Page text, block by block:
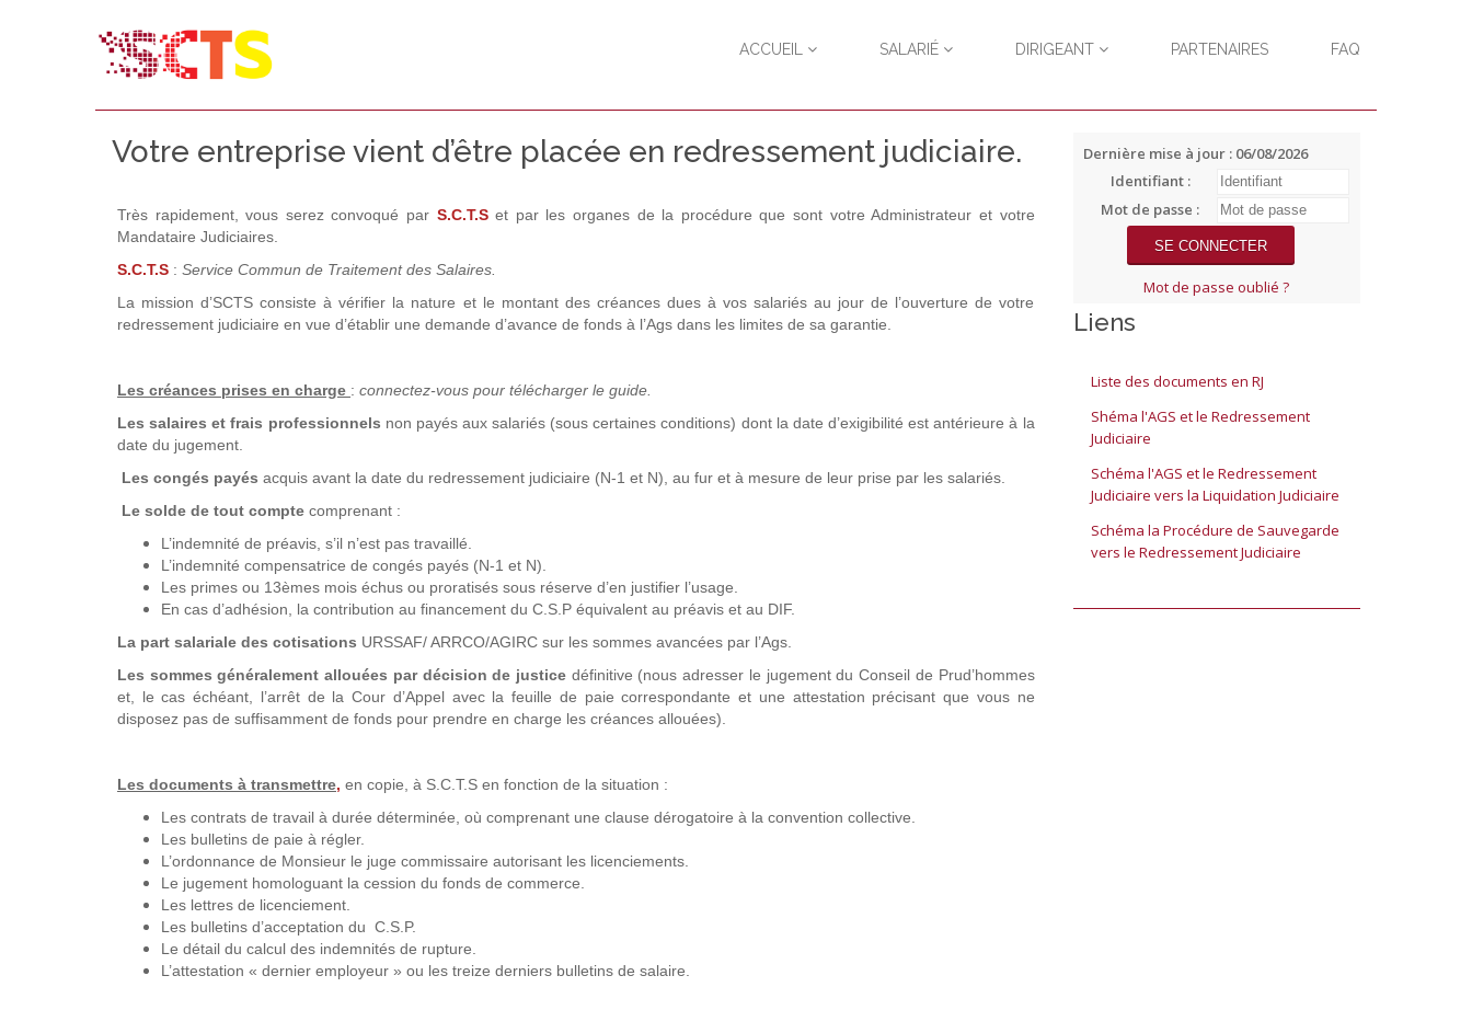
ACCUEIL SALARIÉ DIRIGEANT PARTENAIRES FAQ
Votre entreprise vient d’être placée en redressement judiciaire.
Très rapidement, vous serez convoqué par S.C.T.S et par les organes de la procédure que sont votre Administrateur et votre
Mandataire Judiciaires.
S.C.T.S : Service Commun de Traitement des Salaires.
La mission d’SCTS consiste à vérifier la nature et le montant des créances dues à vos salariés au jour de l’ouverture de votre
redressement judiciaire en vue d’établir une demande d’avance de fonds à l’Ags dans les limites de sa garantie.
Les créances prises en charge : connectez-vous pour télécharger le guide.
Les salaires et frais professionnels non payés aux salariés (sous certaines conditions) dont la date d’exigibilité est antérieure à la
date du jugement.
Les congés payés acquis avant la date du redressement judiciaire (N-1 et N), au fur et à mesure de leur prise par les salariés.
Le solde de tout compte comprenant :
L’indemnité de préavis, s’il n’est pas travaillé.
L’indemnité compensatrice de congés payés (N-1 et N).
Les primes ou 13èmes mois échus ou proratisés sous réserve d’en justifier l’usage.
En cas d’adhésion, la contribution au financement du C.S.P équivalent au préavis et au DIF.
La part salariale des cotisations URSSAF/ ARRCO/AGIRC sur les sommes avancées par l’Ags.
Les sommes généralement allouées par décision de justice définitive (nous adresser le jugement du Conseil de Prud’hommes
et, le cas échéant, l’arrêt de la Cour d’Appel avec la feuille de paie correspondante et une attestation précisant que vous ne
disposez pas de suffisamment de fonds pour prendre en charge les créances allouées).
Les documents à transmettre, en copie, à S.C.T.S en fonction de la situation :
Les contrats de travail à durée déterminée, où comprenant une clause dérogatoire à la convention collective.
Les bulletins de paie à régler.
L’ordonnance de Monsieur le juge commissaire autorisant les licenciements.
Le jugement homologuant la cession du fonds de commerce.
Les lettres de licenciement.
Les bulletins d’acceptation du C.S.P.
Le détail du calcul des indemnités de rupture.
L’attestation « dernier employeur » ou les treize derniers bulletins de salaire.
Dernière mise à jour : 06/08/2026
Identifiant :
Mot de passe :
Mot de passe oublié ?
Liens
Liste des documents en RJ
Shéma l'AGS et le Redressement
Judiciaire
Schéma l'AGS et le Redressement
Judiciaire vers la Liquidation Judiciaire
Schéma la Procédure de Sauvegarde
vers le Redressement Judiciaire